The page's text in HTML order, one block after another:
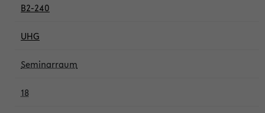
B2-240
UHG
Seminarraum
18